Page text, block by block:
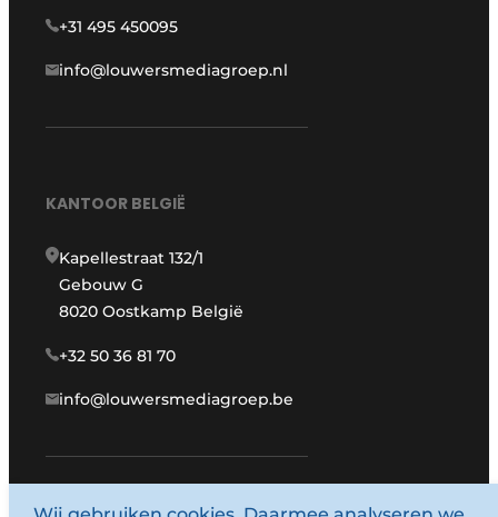
+31 495 450095
info@louwersmediagroep.nl
KANTOOR BELGIË
Kapellestraat 132/1
Gebouw G
8020 Oostkamp België
+32 50 36 81 70
info@louwersmediagroep.be